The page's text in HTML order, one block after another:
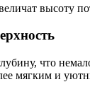
высоту
что
мягким и